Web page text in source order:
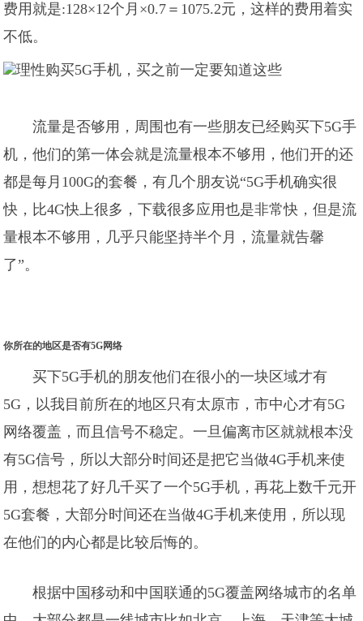
费用就是:128×12个月×0.7＝1075.2元，这样的费用着实
不低。
流量是否够用，周围也有一些朋友已经购买下5G手
机，他们的第一体会就是流量根本不够用，他们开的还
都是每月100G的套餐，有几个朋友说“5G手机确实很
快，比4G快上很多，下载很多应用也是非常快，但是流
量根本不够用，几乎只能坚持半个月，流量就告馨
了”。
你所在的地区是否有5G网络
买下5G手机的朋友他们在很小的一块区域才有
5G，以我目前所在的地区只有太原市，市中心才有5G
网络覆盖，而且信号不稳定。一旦偏离市区就就根本没
有5G信号，所以大部分时间还是把它当做4G手机来使
用，想想花了好几千买了一个5G手机，再花上数千元开
5G套餐，大部分时间还在当做4G手机来使用，所以现
在他们的内心都是比较后悔的。
根据中国移动和中国联通的5G覆盖网络城市的名单